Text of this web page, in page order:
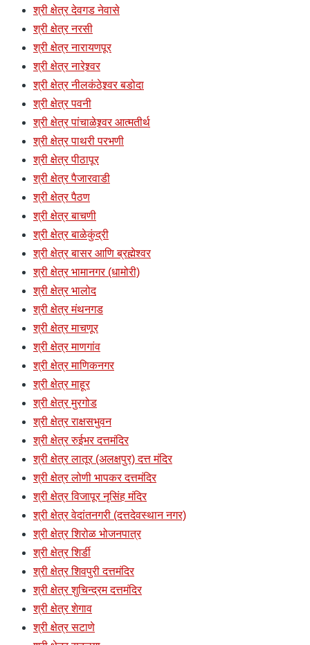
श्री क्षेत्र देवगड नेवासे
श्री क्षेत्र नरसी
श्री क्षेत्र नारायणपूर
श्री क्षेत्र नारेश्र्वर
श्री क्षेत्र नीलकंठेश्र्वर बडोदा
श्री क्षेत्र पवनी
श्री क्षेत्र पांचाळेश्र्वर आत्मतीर्थ
श्री क्षेत्र पाथरी परभणी
श्री क्षेत्र पीठापूर
श्री क्षेत्र पैजारवाडी
श्री क्षेत्र पैठण
श्री क्षेत्र बाचणी
श्री क्षेत्र बाळेकुंद्री
श्री क्षेत्र बासर आणि ब्रह्मेश्वर
श्री क्षेत्र भामानगर (धामोरी)
श्री क्षेत्र भालोद
श्री क्षेत्र मंथनगड
श्री क्षेत्र माचणूर
श्री क्षेत्र माणगांव
श्री क्षेत्र माणिकनगर
श्री क्षेत्र माहूर
श्री क्षेत्र मुरगोड
श्री क्षेत्र राक्षसभुवन
श्री क्षेत्र रुईभर दत्तमंदिर
श्री क्षेत्र लातूर (अलक्षपुर) दत्त मंदिर
श्री क्षेत्र लोणी भापकर दत्तमंदिर
श्री क्षेत्र विजापूर नृसिंह मंदिर
श्री क्षेत्र वेदांतनगरी (दत्तदेवस्थान नगर)
श्री क्षेत्र शिरोळ भोजनपात्र
श्री क्षेत्र शिर्डी
श्री क्षेत्र शिवपुरी दत्तमंदिर
श्री क्षेत्र शुचिन्द्रम दत्तमंदिर
श्री क्षेत्र शेगाव
श्री क्षेत्र सटाणे